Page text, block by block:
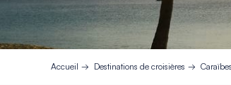
Accueil Destinations de croisières Caraïbes